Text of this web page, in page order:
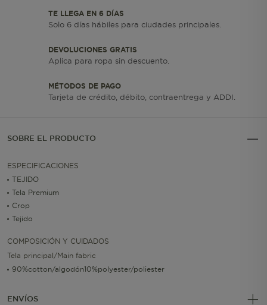
TE LLEGA EN 6 DÍAS
Solo 6 días hábiles para ciudades principales.
DEVOLUCIONES GRATIS
Aplica para ropa sin descuento.
MÉTODOS DE PAGO
Tarjeta de crédito, débito, contraentrega y ADDI.
SOBRE EL PRODUCTO
ESPECIFICACIONES
TEJIDO
Tela Premium
Crop
Tejido
COMPOSICIÓN Y CUIDADOS
Tela principal/Main fabric
90%cotton/algodón10%polyester/poliester
ENVÍOS